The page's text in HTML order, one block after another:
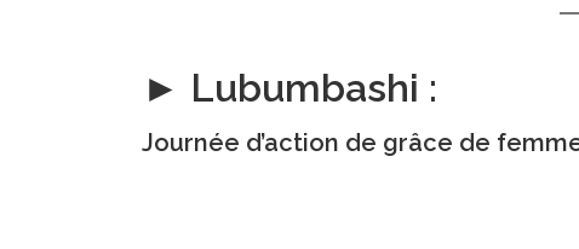
► Lubumbashi :
Journée d’action de grâce de